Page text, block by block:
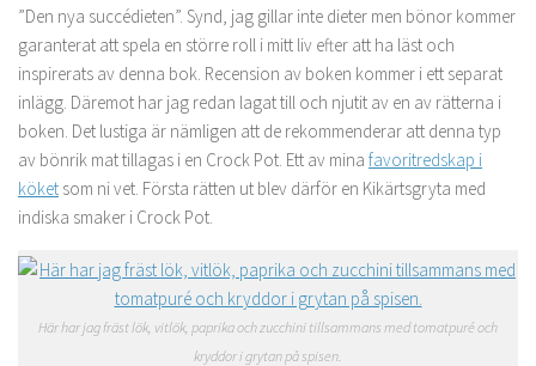
”Den nya succédieten”. Synd, jag gillar inte dieter men bönor kommer
garanterat att spela en större roll i mitt liv efter att ha läst och
inspirerats av denna bok. Recension av boken kommer i ett separat
inlägg. Däremot har jag redan lagat till och njutit av en av rätterna i
boken. Det lustiga är nämligen att de rekommenderar att denna typ
av bönrik mat tillagas i en Crock Pot. Ett av mina favoritredskap i
köket som ni vet. Första rätten ut blev därför en Kikärtsgryta med
indiska smaker i Crock Pot.
Här har jag fräst lök, vitlök, paprika och zucchini tillsammans med tomatpuré och
kryddor i grytan på spisen.